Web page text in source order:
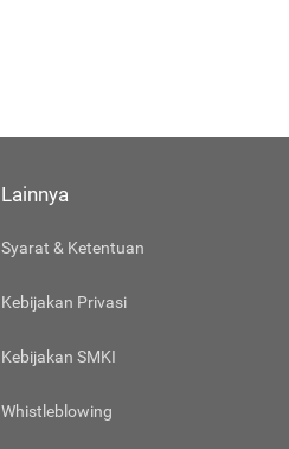
Lainnya
Syarat & Ketentuan
Kebijakan Privasi
Kebijakan SMKI
Whistleblowing